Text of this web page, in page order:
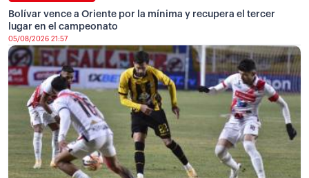
Bolívar vence a Oriente por la mínima y recupera el tercer
lugar en el campeonato
05/08/2026 21:57